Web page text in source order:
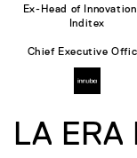
Ex-Head of
Inditex
Chief Executive
LA ERA